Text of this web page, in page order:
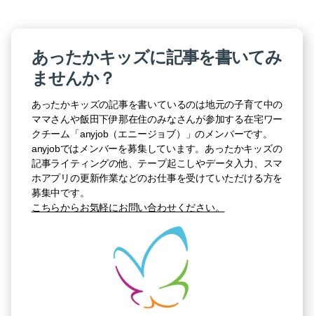
あったかキッズに記事を書いてみ
ませんか？
あったかキッズの記事を書いているのは地元の子育て中の
ママさんや飯田下伊那在住のみなさんが参加する在宅ワー
クチーム「anyjob（エニージョブ）」のメンバーです。
anyjobではメンバーを募集しています。あったかキッズの
記事ライティングの他、テープ起こしやデータ入力、スマ
ホアプリの更新作業などのお仕事を受けていただける方を
募集中です。
こちらからお気軽にお問い合わせください。